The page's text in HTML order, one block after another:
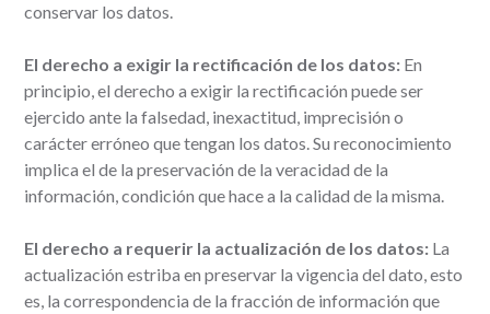
conservar los datos.
El derecho a exigir la rectificación de los datos: En
principio, el derecho a exigir la rectificación puede ser
ejercido ante la falsedad, inexactitud, imprecisión o
carácter erróneo que tengan los datos. Su reconocimiento
implica el de la preservación de la veracidad de la
información, condición que hace a la calidad de la misma.
El derecho a requerir la actualización de los datos: La
actualización estriba en preservar la vigencia del dato, esto
es, la correspondencia de la fracción de información que